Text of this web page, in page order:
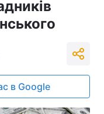
в Google